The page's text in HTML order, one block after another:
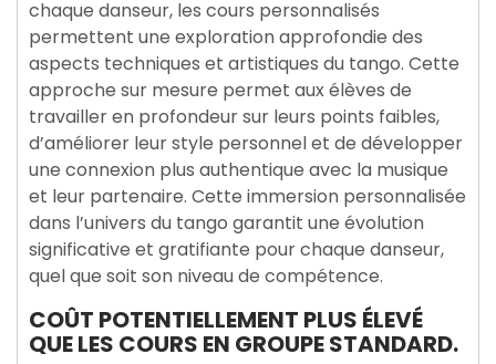
chaque danseur, les cours personnalisés
permettent une exploration approfondie des
aspects techniques et artistiques du tango. Cette
approche sur mesure permet aux élèves de
travailler en profondeur sur leurs points faibles,
d’améliorer leur style personnel et de développer
une connexion plus authentique avec la musique
et leur partenaire. Cette immersion personnalisée
dans l’univers du tango garantit une évolution
significative et gratifiante pour chaque danseur,
quel que soit son niveau de compétence.
COÛT POTENTIELLEMENT PLUS ÉLEVÉ
QUE LES COURS EN GROUPE STANDARD.